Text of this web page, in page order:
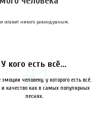
оставит никого равнодушным.
У кого есть всё...
человеку, у которого есть всё.
и качество как в самых популярных
песнях.